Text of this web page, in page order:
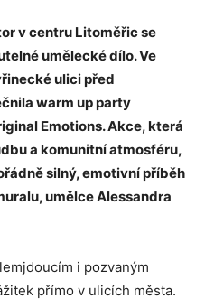
v centru Litoměřic se
umělecké dílo. Ve
ulici před
warm up party
Emotions. Akce, která
a komunitní atmosféru,
silný, emotivní příběh
umělce Alessandra
i pozvaným
přímo v ulicích města.